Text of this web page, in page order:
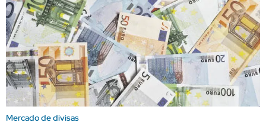
Mercado de divisas